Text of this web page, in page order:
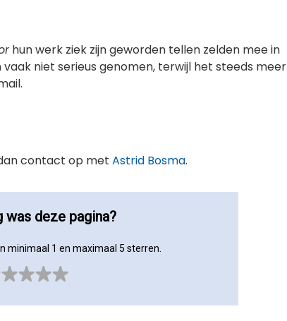
hun werk ziek zijn geworden tellen zelden mee in
niet serieus genomen, terwijl het steeds meer
contact op metAstrid Bosma.
was deze pagina?
minimaal 1 en maximaal 5 sterren.